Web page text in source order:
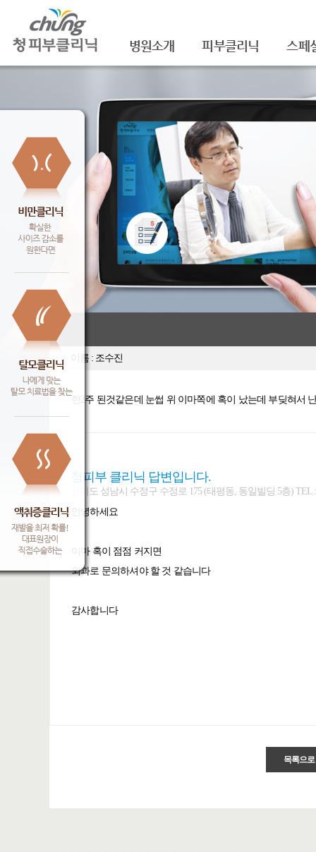
병원소개 피부클리닉 스페
진료안내
레이저장비소개
병원 둘러보기
찾아오시는 길
공지사항
여드름자국/흉터
기미/색소
주근깨/잡티
점/검버섯
문신제거
안면홍조
피부질환치료
셀라
물광
아쿠
백옥
신데
슈
셀렉
이름 : 조수진
한2주 된것같은데 눈썹 위 이마쪽에 혹이 났는데 부딪혀서
청피부 클리닉 답변입니다.
경기도 성남시 수정구 수정로 175 (태평동, 동일빌딩 5층) TEL :
안녕하세요
이마 혹이 점점 커지면
외과로 문의하셔야 할 것 같습니다
감사합니다
목록으로